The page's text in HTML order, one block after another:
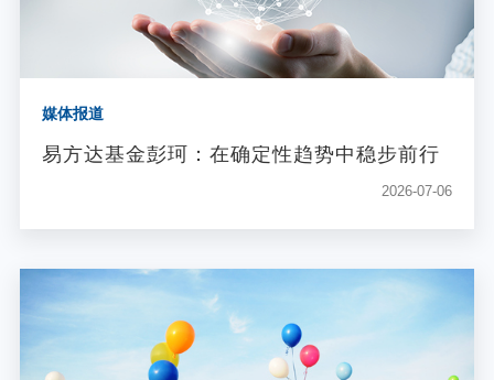
媒体报道
易方达基金彭珂：在确定性趋势中稳步前行
2026-07-06